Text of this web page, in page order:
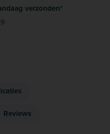
verzonden*
Reviews